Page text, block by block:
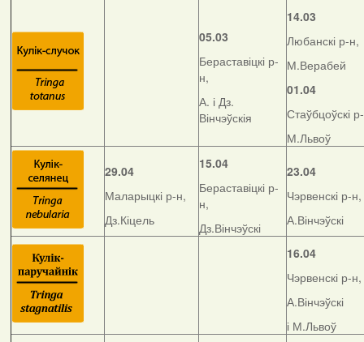
05.03
Бераставіцкі р-
н,
А. і Дз.
Вінчэўскія
14.03
Любанскі р-н,
М.Верабей
01.04
Стаўбцоўскі
М.Львоў
29.04
Маларыцкі р-н,
Дз.Кіцель
15.04
Бераставіцкі р-
н,
Дз.Вінчэўскі
23.04
Чэрвенскі р-н,
А.Вінчэўскі
16.04
Чэрвенскі р-н,
А.Вінчэўскі
і М.Львоў